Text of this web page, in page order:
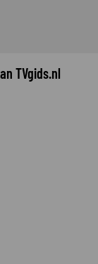
TVgids.nl